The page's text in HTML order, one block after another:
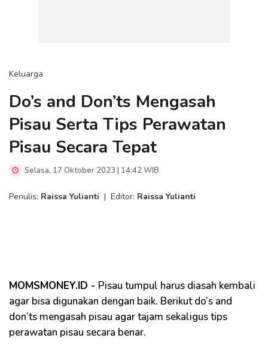
Keluarga
Do’s and Don’ts Mengasah
Pisau Serta Tips Perawatan
Pisau Secara Tepat
Selasa, 17 Oktober 2023 | 14:42 WIB
Penulis: Raissa Yulianti | Editor: Raissa Yulianti
MOMSMONEY.ID - Pisau tumpul harus diasah kembali
agar bisa digunakan dengan baik. Berikut do’s and
don’ts mengasah pisau agar tajam sekaligus tips
perawatan pisau secara benar.